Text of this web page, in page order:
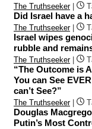
The Truthseeker|
Did Israel have a
The Truthseeker|
Israel wipes
rubble and
The Truthseeker|
“The Outcome is
You can See
can’t See?”
The Truthseeker|
Douglas
Putin’s Most